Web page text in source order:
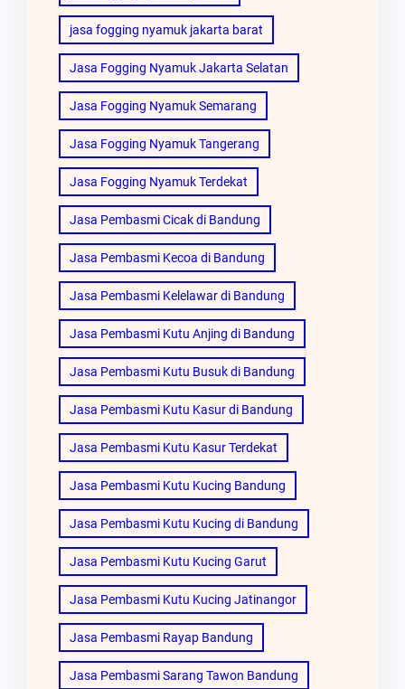
jasa fogging nyamuk jakarta barat
Jasa Fogging Nyamuk Jakarta Selatan
Jasa Fogging Nyamuk Semarang
Jasa Fogging Nyamuk Tangerang
Jasa Fogging Nyamuk Terdekat
Jasa Pembasmi Cicak di Bandung
Jasa Pembasmi Kecoa di Bandung
Jasa Pembasmi Kelelawar di Bandung
Jasa Pembasmi Kutu Anjing di Bandung
Jasa Pembasmi Kutu Busuk di Bandung
Jasa Pembasmi Kutu Kasur di Bandung
Jasa Pembasmi Kutu Kasur Terdekat
Jasa Pembasmi Kutu Kucing Bandung
Jasa Pembasmi Kutu Kucing di Bandung
Jasa Pembasmi Kutu Kucing Garut
Jasa Pembasmi Kutu Kucing Jatinangor
Jasa Pembasmi Rayap Bandung
Jasa Pembasmi Sarang Tawon Bandung